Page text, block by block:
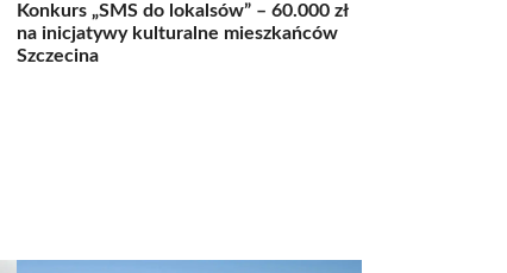
Konkurs „SMS do lokalsów” – 60.000 zł
na inicjatywy kulturalne mieszkańców
Szczecina